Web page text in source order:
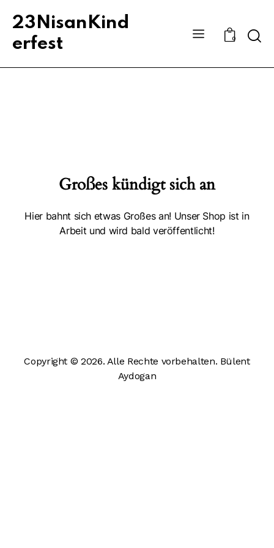
23NisanKind
erfest
0
Großes kündigt sich an
Hier bahnt sich etwas Großes an! Unser Shop ist in
Arbeit und wird bald veröffentlicht!
Copyright © 2026. Alle Rechte vorbehalten. Bülent
Aydogan